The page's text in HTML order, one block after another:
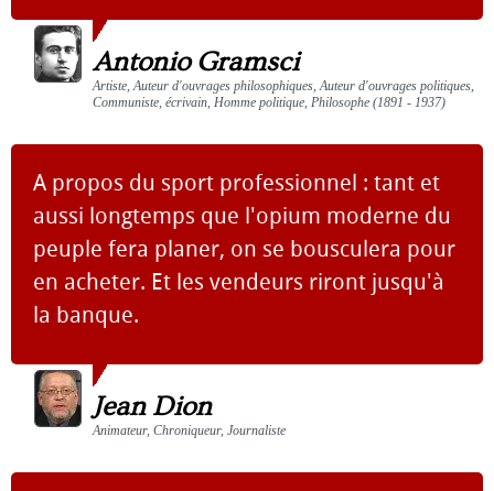
Antonio Gramsci
Artiste, Auteur d'ouvrages philosophiques, Auteur d'ouvrages politiques,
Communiste, écrivain, Homme politique, Philosophe (1891 - 1937)
A propos du sport professionnel : tant et
aussi longtemps que l'opium moderne du
peuple fera planer, on se bousculera pour
en acheter. Et les vendeurs riront jusqu'à
la banque.
Jean Dion
Animateur, Chroniqueur, Journaliste